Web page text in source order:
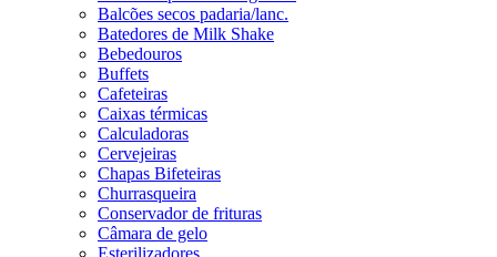
Balcões secos padaria/lanc.
Batedores de Milk Shake
Bebedouros
Buffets
Cafeteiras
Caixas térmicas
Calculadoras
Cervejeiras
Chapas Bifeteiras
Churrasqueira
Conservador de frituras
Câmara de gelo
Esterilizadores